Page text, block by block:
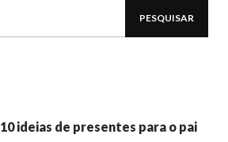
10 ideias de presentes para o pai